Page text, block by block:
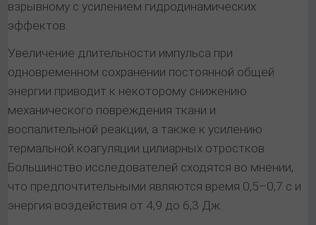
взрывному с усилением гидродинамических
эффектов.
Увеличение длительности импульса при
одновременном сохранении постоянной общей
энергии приводит к некоторому снижению
механического повреждения ткани и
воспалительной реакции, а также к усилению
термальной коагуляции цилиарных отростков.
Большинство исследователей сходятся во мнении,
что предпочтительными являются время 0,5–0,7 с и
энергия воздействия от 4,9 до 6,3 Дж.